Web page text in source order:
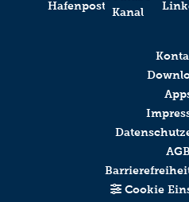
AGB
Cookie